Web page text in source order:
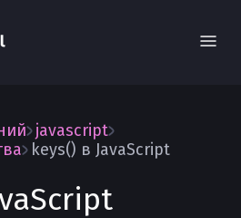
javascript
keys() в JavaScript